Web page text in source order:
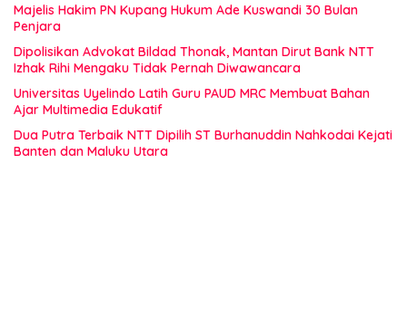
Majelis Hakim PN Kupang Hukum Ade Kuswandi 30 Bulan
Penjara
Dipolisikan Advokat Bildad Thonak, Mantan Dirut Bank NTT
Izhak Rihi Mengaku Tidak Pernah Diwawancara
Universitas Uyelindo Latih Guru PAUD MRC Membuat Bahan
Ajar Multimedia Edukatif
Dua Putra Terbaik NTT Dipilih ST Burhanuddin Nahkodai Kejati
Banten dan Maluku Utara